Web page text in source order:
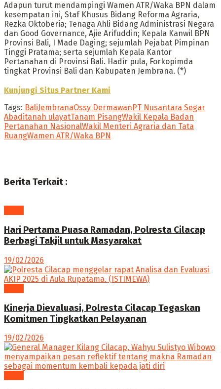
Adapun turut mendampingi Wamen ATR/Waka BPN dalam
kesempatan ini, Staf Khusus Bidang Reforma Agraria,
Rezka Oktoberia; Tenaga Ahli Bidang Administrasi Negara
dan Good Governance, Ajie Arifuddin; Kepala Kanwil BPN
Provinsi Bali, I Made Daging; sejumlah Pejabat Pimpinan
Tinggi Pratama; serta sejumlah Kepala Kantor
Pertanahan di Provinsi Bali. Hadir pula, Forkopimda
tingkat Provinsi Bali dan Kabupaten Jembrana. (*)
Kunjungi Situs Partner Kami
Tags: BaliJembranaOssy DermawanPT Nusantara Segar
Abaditanah ulayatTanam PisangWakil Kepala Badan
Pertanahan NasionalWakil Menteri Agraria dan Tata
RuangWamen ATR/Waka BPN
Berita Terkait :
Hari Pertama Puasa Ramadan, Polresta Cilacap
Berbagi Takjil untuk Masyarakat
19/02/2026
Kinerja Dievaluasi, Polresta Cilacap Tegaskan
Komitmen Tingkatkan Pelayanan
19/02/2026